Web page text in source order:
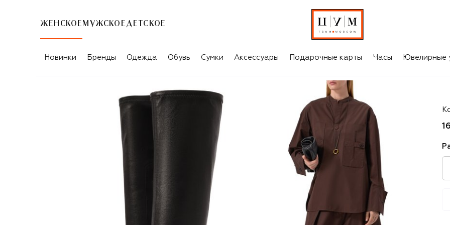
ЖЕНСКОЕ МУЖСКОЕ ДЕТСКОЕ
Новинки Бренды Одежда Обувь Сумки Аксессуары Подарочные карты Часы Ювелирные